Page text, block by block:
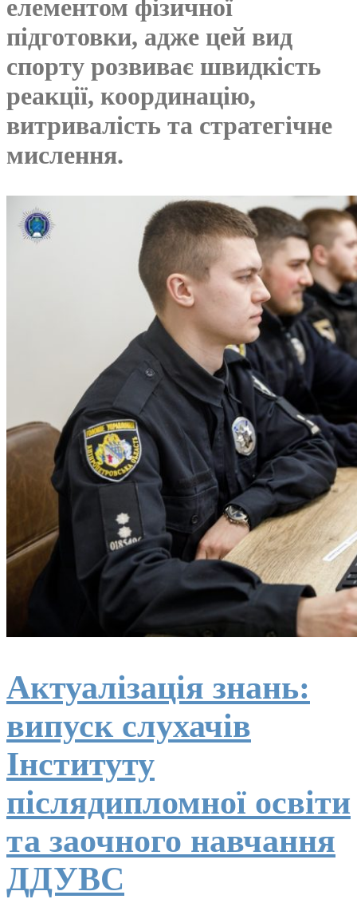
елементом фізичної
підготовки, адже цей вид
спорту розвиває швидкість
реакції, координацію,
витривалість та стратегічне
мислення.
Актуалізація знань:
випуск слухачів
Інституту
післядипломної освіти
та заочного навчання
ДДУВС